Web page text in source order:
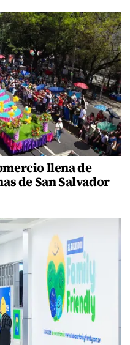
llena de
de San Salvador